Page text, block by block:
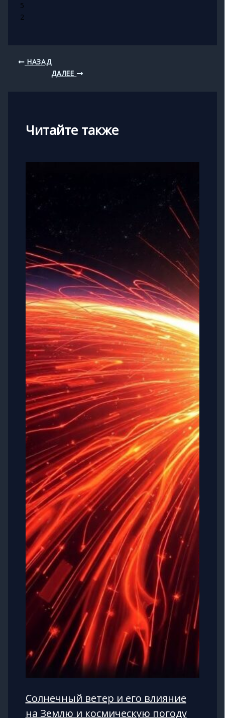
5
2
НАЗАД
ДАЛЕЕ
Читайте также
Солнечный ветер и его влияние
на Землю и космическую погоду